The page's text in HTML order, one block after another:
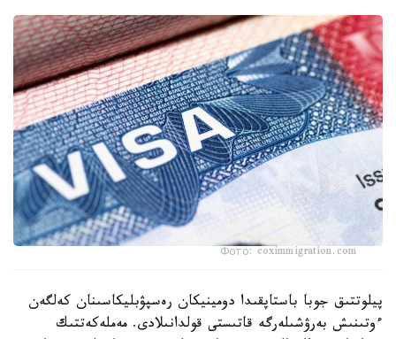
Фото: coximmigration.com
پيلوتتىق جوبا باستاپقىدا دومينيكان رەسپۋبليكاسىنان كەلگەن
ءوتىنىش بەرۋشىلەرگە قاتىستى قولدانىلادى. مەملەكەتتىك